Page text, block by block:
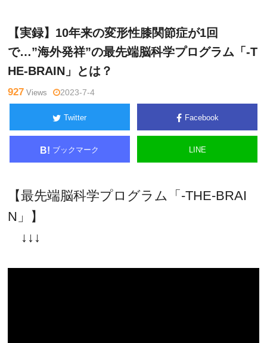
【実録】10年来の変形性膝関節症が1回
で…”海外発祥”の最先端脳科学プログラム「-T
HE-BRAIN」とは？
927 Views 2023-7-4
Twitter Facebook
B! ブックマーク LINE
【最先端脳科学プログラム「-THE-BRAI
N」】
↓↓↓